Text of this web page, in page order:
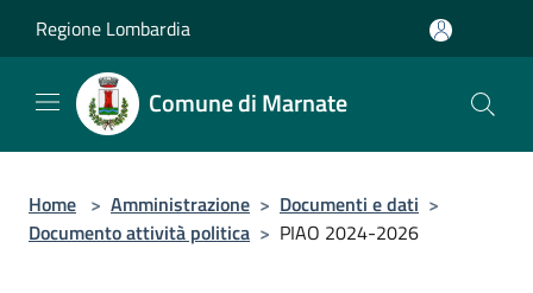
Regione Lombardia
Comune di Marnate
Home > Amministrazione > Documenti e dati >
Documento attività politica > PIAO 2024-2026